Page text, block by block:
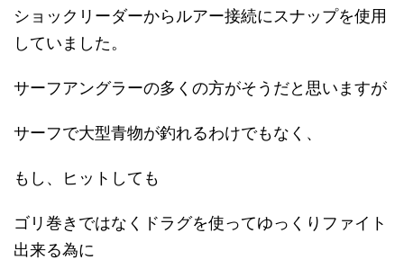
ショックリーダーからルアー接続にスナップを使用
していました。
サーフアングラーの多くの方がそうだと思いますが
サーフで大型青物が釣れるわけでもなく、
もし、ヒットしても
ゴリ巻きではなくドラグを使ってゆっくりファイト
出来る為に